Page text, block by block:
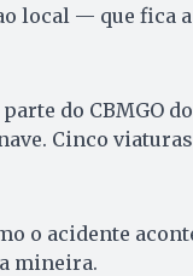
local — que fica
do CBMGO
Cinco
o acidente
mineira.